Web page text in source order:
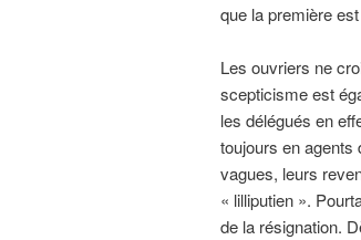
que la première
Les ouvriers ne
scepticisme est
les délégués en
toujours en agents
vagues, leurs
« lilliputien ».
de la résignation.